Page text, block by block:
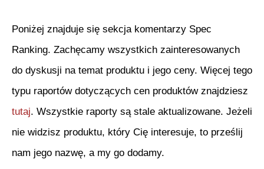
Poniżej znajduje się sekcja komentarzy Spec
Ranking. Zachęcamy wszystkich zainteresowanych
do dyskusji na temat produktu i jego ceny. Więcej tego
typu raportów dotyczących cen produktów znajdziesz
tutaj. Wszystkie raporty są stale aktualizowane. Jeżeli
nie widzisz produktu, który Cię interesuje, to prześlij
nam jego nazwę, a my go dodamy.